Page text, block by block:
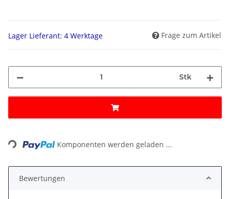
Lager Lieferant: 4 Werktage Frage zum Artikel
Stk
Komponenten werden geladen ...
Bewertungen